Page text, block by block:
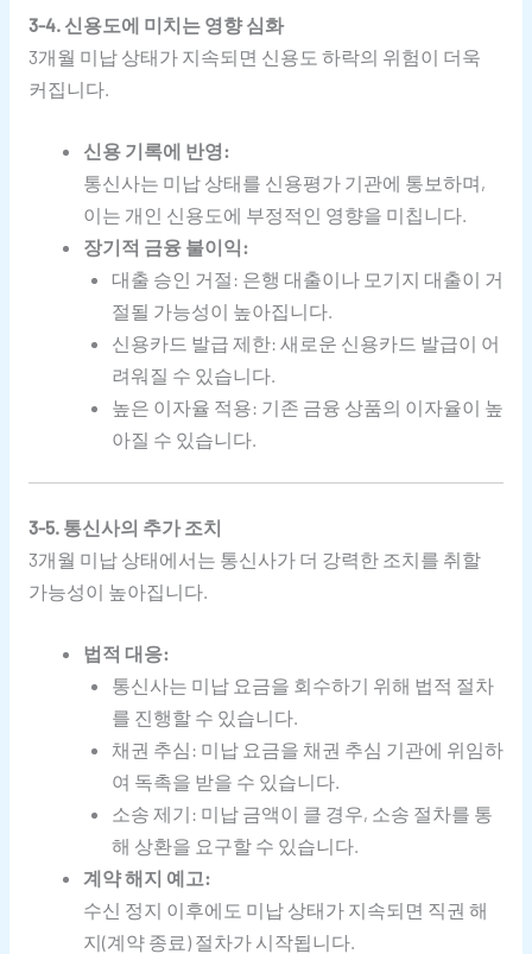
3-4. 신용도에 미치는 영향 심화
3개월 미납 상태가 지속되면 신용도 하락의 위험이 더욱
커집니다.
신용 기록에 반영:
통신사는 미납 상태를 신용평가 기관에 통보하며,
이는 개인 신용도에 부정적인 영향을 미칩니다.
장기적 금융 불이익:
대출 승인 거절: 은행 대출이나 모기지 대출이 거
절될 가능성이 높아집니다.
신용카드 발급 제한: 새로운 신용카드 발급이 어
려워질 수 있습니다.
높은 이자율 적용: 기존 금융 상품의 이자율이 높
아질 수 있습니다.
3-5. 통신사의 추가 조치
3개월 미납 상태에서는 통신사가 더 강력한 조치를 취할
가능성이 높아집니다.
법적 대응:
통신사는 미납 요금을 회수하기 위해 법적 절차
를 진행할 수 있습니다.
채권 추심: 미납 요금을 채권 추심 기관에 위임하
여 독촉을 받을 수 있습니다.
소송 제기: 미납 금액이 클 경우, 소송 절차를 통
해 상환을 요구할 수 있습니다.
계약 해지 예고:
수신 정지 이후에도 미납 상태가 지속되면 직권 해
지(계약 종료) 절차가 시작됩니다.